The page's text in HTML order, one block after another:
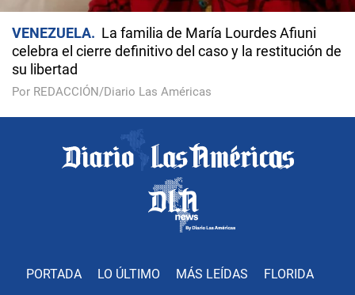
VENEZUELA
La familia de María Lourdes Afiuni
celebra el cierre definitivo del caso y la restitución de
su libertad
Por REDACCIÓN/Diario Las Américas
PORTADA LO ÚLTIMO MÁS LEÍDAS FLORIDA